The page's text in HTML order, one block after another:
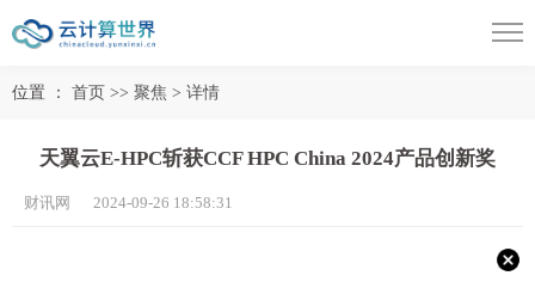
位置 ： 首页 >> 聚焦 > 详情
天翼云E-HPC斩获CCF HPC China 2024产品创新奖
财讯网 2024-09-26 18:58:31